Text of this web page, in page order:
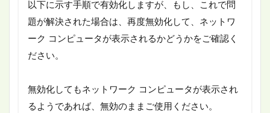
以下に示す手順で有効化しますが、もし、これで問
題が解決された場合は、再度無効化して、ネットワ
ーク コンピュータが表示されるかどうかをご確認く
ださい。
無効化してもネットワーク コンピュータが表示され
るようであれば、無効のままご使用ください。